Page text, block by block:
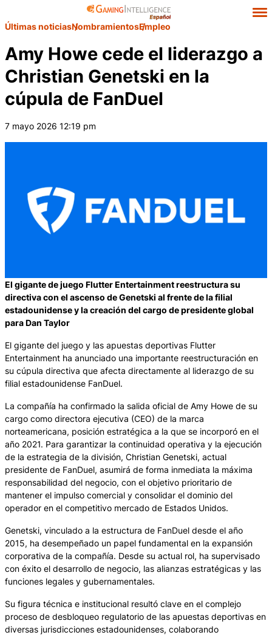
Últimas noticiasNombramientosEmpleo
Amy Howe cede el liderazgo a
Christian Genetski en la
cúpula de FanDuel
7 mayo 2026 12:19 pm
El gigante de juego Flutter Entertainment reestructura su
directiva con el ascenso de Genetski al frente de la filial
estadounidense y la creación del cargo de presidente global
para Dan Taylor
El gigante del juego y las apuestas deportivas Flutter
Entertainment ha anunciado una importante reestructuración en
su cúpula directiva que afecta directamente al liderazgo de su
filial estadounidense FanDuel.
La compañía ha confirmado la salida oficial de Amy Howe de su
cargo como directora ejecutiva (CEO) de la marca
norteamericana, posición estratégica a la que se incorporó en el
año 2021. Para garantizar la continuidad operativa y la ejecución
de la estrategia de la división, Christian Genetski, actual
presidente de FanDuel, asumirá de forma inmediata la máxima
responsabilidad del negocio, con el objetivo prioritario de
mantener el impulso comercial y consolidar el dominio del
operador en el competitivo mercado de Estados Unidos.
Genetski, vinculado a la estructura de FanDuel desde el año
2015, ha desempeñado un papel fundamental en la expansión
corporativa de la compañía. Desde su actual rol, ha supervisado
con éxito el desarrollo de negocio, las alianzas estratégicas y las
funciones legales y gubernamentales.
Su figura técnica e institucional resultó clave en el complejo
proceso de desbloqueo regulatorio de las apuestas deportivas en
diversas jurisdicciones estadounidenses, colaborando